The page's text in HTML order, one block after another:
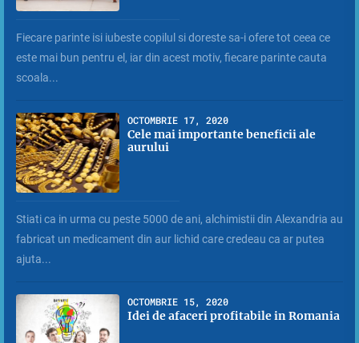
Fiecare parinte isi iubeste copilul si doreste sa-i ofere tot ceea ce
este mai bun pentru el, iar din acest motiv, fiecare parinte cauta
scoala...
OCTOMBRIE 17, 2020
Cele mai importante beneficii ale
aurului
Stiati ca in urma cu peste 5000 de ani, alchimistii din Alexandria au
fabricat un medicament din aur lichid care credeau ca ar putea
ajuta...
OCTOMBRIE 15, 2020
Idei de afaceri profitabile in Romania